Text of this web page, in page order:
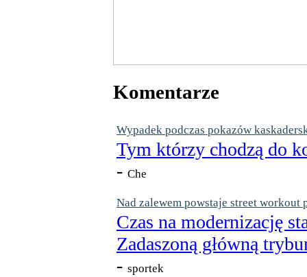
Komentarze
Wypadek podczas pokazów
Tym którzy chodzą do
- Che
Nad zalewem powstaje street workout
Czas na modernizację
Zadaszoną główną
- sportek